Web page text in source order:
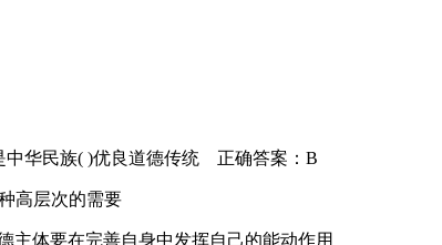
中华民族( )优良道德传统 正确答案：B
高层次的需要
主体要在完善自身中发挥自己的能动作用